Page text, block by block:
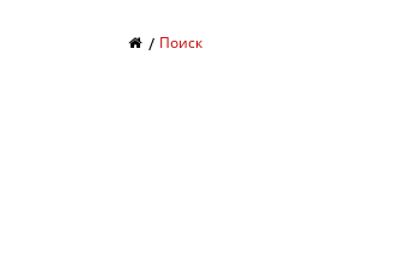
Поиск